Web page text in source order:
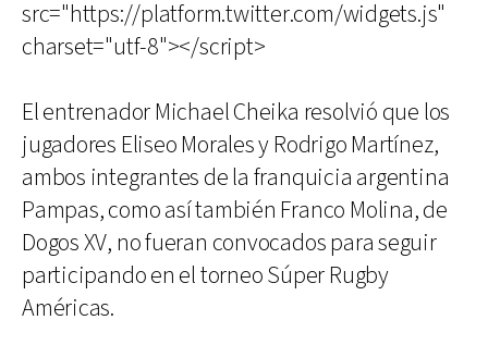
src="https://platform.twitter.com/widgets.js"
charset="utf-8"></script>
El entrenador Michael Cheika resolvió que los
jugadores Eliseo Morales y Rodrigo Martínez,
ambos integrantes de la franquicia argentina
Pampas, como así también Franco Molina, de
Dogos XV, no fueran convocados para seguir
participando en el torneo Súper Rugby
Américas.